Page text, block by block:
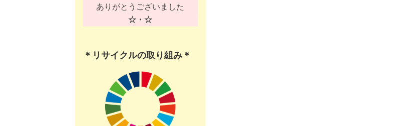
ありがとうございました
☆・☆
＊リサイクルの取り組み＊